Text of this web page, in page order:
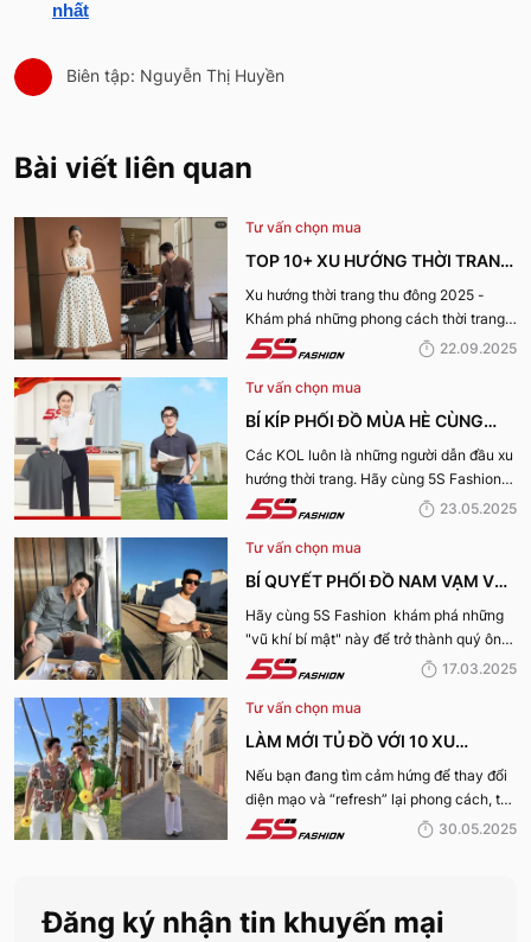
nhất
Biên tập: Nguyễn Thị Huyền
Bài viết liên quan
Tư vấn chọn mua
TOP 10+ XU HƯỚNG THỜI TRANG
THU ĐÔNG 2025 TRENDY, GÂY
BÃO
Xu hướng thời trang thu đông 2025 -
Khám phá những phong cách thời trang
“làm mưa làm gió” từ sàn runway đến
22.09.2025
Tư vấn chọn mua
BÍ KÍP PHỐI ĐỒ MÙA HÈ CÙNG
KOL 5S FASHION: STYLE THU HÚT
CHO MỌI CHÀNG TRAI
Các KOL luôn là những người dẫn đầu xu
hướng thời trang. Hãy cùng 5S Fashion
điểm qua những bí kíp phối đồ mùa hè
23.05.2025
Tư vấn chọn mua
BÍ QUYẾT PHỐI ĐỒ NAM VẠM VỠ
ĐẸP, THU HÚT PHÁI NỮ
Hãy cùng 5S Fashion khám phá những
"vũ khí bí mật" này để trở thành quý ông
thu hút nhờ “tận dụng” triệt để những ưu
nhé:
17.03.2025
Tư vấn chọn mua
LÀM MỚI TỦ ĐỒ VỚI 10 XU
HƯỚNG THỜI TRANG HOT NHẤT
MÙA HÈ 2025
Nếu bạn đang tìm cảm hứng để thay đổi
diện mạo và “refresh” lại phong cách, thì
10 xu hướng thời trang Hè 2025 này
năm nay nhé!
30.05.2025
Đăng ký nhận tin khuyến mại